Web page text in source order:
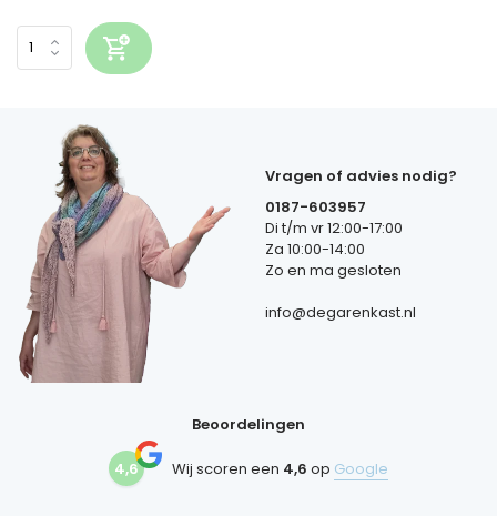
Vragen of advies nodig?
0187-603957
Di t/m vr 12:00-17:00
Za 10:00-14:00
Zo en ma gesloten
info@degarenkast.nl
Beoordelingen
4,6 Wij scoren een 4,6 op Google